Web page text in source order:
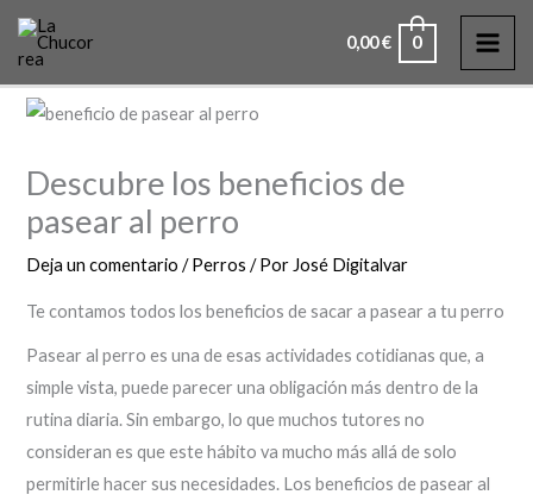
0,00€ 0
Descubre los beneficios de
pasear al perro
Deja un comentario /Perros / Por José Digitalvar
Te contamos todos los beneficios de sacar a pasear a tu perro
Pasear al perro es una de esas actividades cotidianas que, a
simple vista, puede parecer una obligación más dentro de la
rutina diaria. Sin embargo, lo que muchos tutores no
consideran es que este hábito va mucho más allá de solo
permitirle hacer sus necesidades. Los beneficios de pasear al